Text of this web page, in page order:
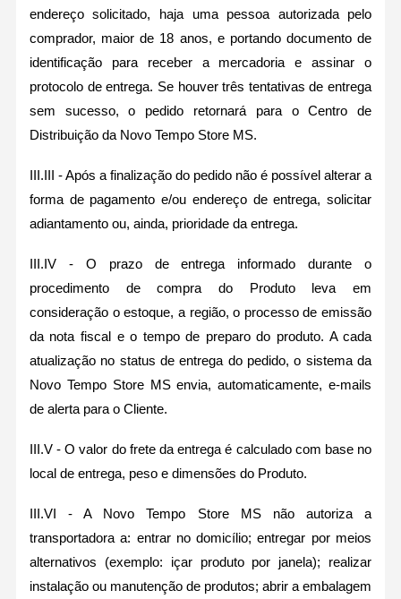
endereço solicitado, haja uma pessoa autorizada pelo
comprador, maior de 18 anos, e portando documento de
identificação para receber a mercadoria e assinar o
protocolo de entrega. Se houver três tentativas de entrega
sem sucesso, o pedido retornará para o Centro de
Distribuição da Novo Tempo Store MS.
III.III - Após a finalização do pedido não é possível alterar a
forma de pagamento e/ou endereço de entrega, solicitar
adiantamento ou, ainda, prioridade da entrega.
III.IV - O prazo de entrega informado durante o
procedimento de compra do Produto leva em
consideração o estoque, a região, o processo de emissão
da nota fiscal e o tempo de preparo do produto. A cada
atualização no status de entrega do pedido, o sistema da
Novo Tempo Store MS envia, automaticamente, e-mails
de alerta para o Cliente.
III.V - O valor do frete da entrega é calculado com base no
local de entrega, peso e dimensões do Produto.
III.VI - A Novo Tempo Store MS não autoriza a
transportadora a: entrar no domicílio; entregar por meios
alternativos (exemplo: içar produto por janela); realizar
instalação ou manutenção de produtos; abrir a embalagem